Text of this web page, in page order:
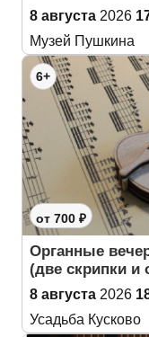
8 августа 2026
Музей Пушкина
6+
от 700 ₽
Органные
(две скрипки и
8 августа 2026
Усадьба Кусково